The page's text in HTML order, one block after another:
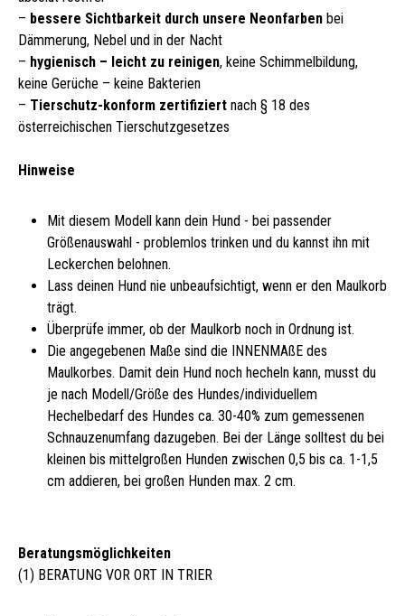
– bessere Sichtbarkeit durch unsere Neonfarben bei
Dämmerung, Nebel und in der Nacht
– hygienisch – leicht zu reinigen, keine Schimmelbildung,
keine Gerüche – keine Bakterien
– Tierschutz-konform zertifiziert nach § 18 des
österreichischen Tierschutzgesetzes
Hinweise
Mit diesem Modell kann dein Hund - bei passender
Größenauswahl - problemlos trinken und du kannst ihn mit
Leckerchen belohnen.
Lass deinen Hund nie unbeaufsichtigt, wenn er den Maulkorb
trägt.
Überprüfe immer, ob der Maulkorb noch in Ordnung ist.
Die angegebenen Maße sind die INNENMAßE des
Maulkorbes. Damit dein Hund noch hecheln kann, musst du
je nach Modell/Größe des Hundes/individuellem
Hechelbedarf des Hundes ca. 30-40% zum gemessenen
Schnauzenumfang dazugeben. Bei der Länge solltest du bei
kleinen bis mittelgroßen Hunden zwischen 0,5 bis ca. 1-1,5
cm addieren, bei großen Hunden max. 2 cm.
Beratungsmöglichkeiten
(1) BERATUNG VOR ORT IN TRIER